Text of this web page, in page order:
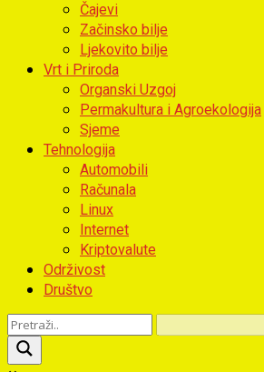
Čajevi
Začinsko bilje
Ljekovito bilje
Vrt i Priroda
Organski Uzgoj
Permakultura i Agroekologija
Sjeme
Tehnologija
Automobili
Računala
Linux
Internet
Kriptovalute
Održivost
Društvo